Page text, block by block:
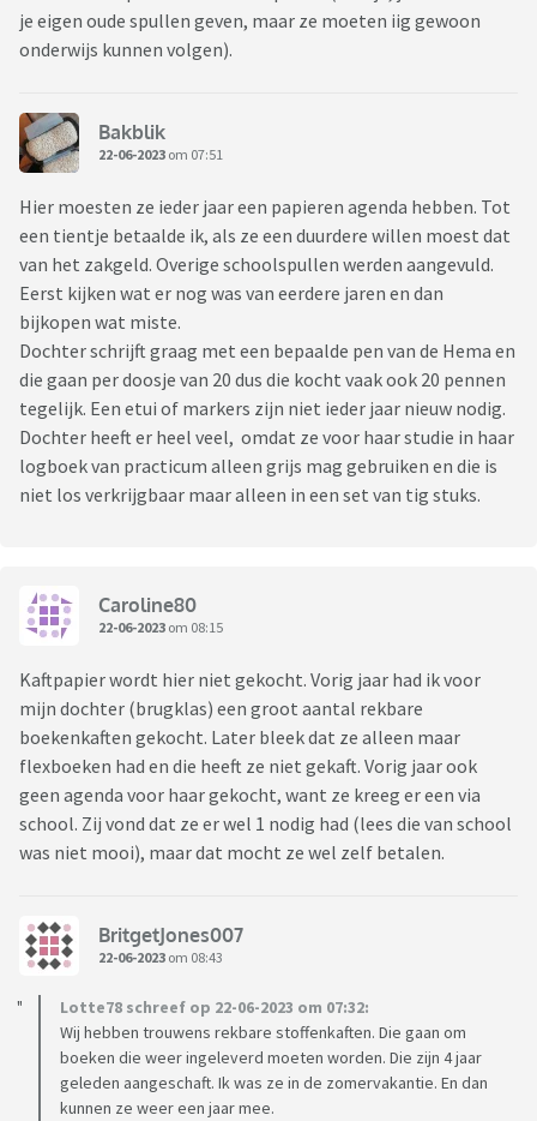
je eigen oude spullen geven, maar ze moeten iig gewoon
onderwijs kunnen volgen).
Bakblik
22-06-2023 om 07:51
Hier moesten ze ieder jaar een papieren agenda hebben. Tot
een tientje betaalde ik, als ze een duurdere willen moest dat
van het zakgeld. Overige schoolspullen werden aangevuld.
Eerst kijken wat er nog was van eerdere jaren en dan
bijkopen wat miste.
Dochter schrijft graag met een bepaalde pen van de Hema en
die gaan per doosje van 20 dus die kocht vaak ook 20 pennen
tegelijk. Een etui of markers zijn niet ieder jaar nieuw nodig.
Dochter heeft er heel veel, omdat ze voor haar studie in haar
logboek van practicum alleen grijs mag gebruiken en die is
niet los verkrijgbaar maar alleen in een set van tig stuks.
Caroline80
22-06-2023 om 08:15
Kaftpapier wordt hier niet gekocht. Vorig jaar had ik voor
mijn dochter (brugklas) een groot aantal rekbare
boekenkaften gekocht. Later bleek dat ze alleen maar
flexboeken had en die heeft ze niet gekaft. Vorig jaar ook
geen agenda voor haar gekocht, want ze kreeg er een via
school. Zij vond dat ze er wel 1 nodig had (lees die van school
was niet mooi), maar dat mocht ze wel zelf betalen.
BritgetJones007
22-06-2023 om 08:43
Lotte78 schreef op 22-06-2023 om 07:32:
Wij hebben trouwens rekbare stoffenkaften. Die gaan om
boeken die weer ingeleverd moeten worden. Die zijn 4 jaar
geleden aangeschaft. Ik was ze in de zomervakantie. En dan
kunnen ze weer een jaar mee.